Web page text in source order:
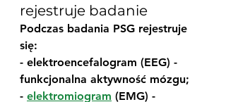
rejestruje badanie
Podczas badania PSG rejestruje
się:
- elektroencefalogram (EEG) -
funkcjonalna aktywność mózgu;
- elektromiogram (EMG) -